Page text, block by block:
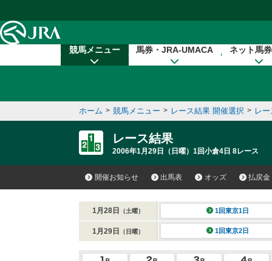
競馬メニュー 馬券・JRA-UMACA ネット馬
ホーム > 競馬メニュー > レース結果 開催選択 > レ
レース結果
2006年1月29日（日曜）1回小倉4日 8レース
開催お知らせ 出馬表 オッズ 払戻金
1月28日 （土曜） 1回東京1日
1月29日 （日曜） 1回東京2日